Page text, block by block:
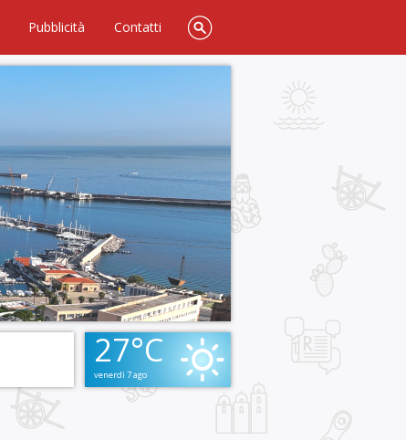
Pubblicità Contatti
27°C
venerdì 7 ago